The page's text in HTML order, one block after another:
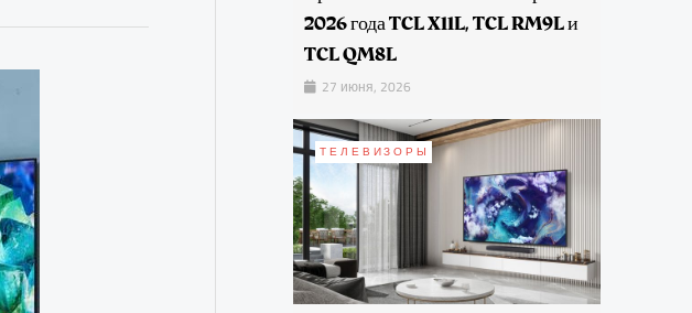
2026 года TCL X11L, TCL RM9L и
TCL QM8L
27 июня, 2026
ТЕЛЕВИЗОРЫ